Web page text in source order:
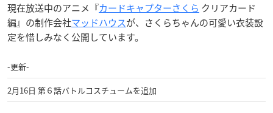
現在放送中のアニメ『カードキャプターさくら クリアカード
編』の制作会社マッドハウスが、さくらちゃんの可愛い衣装設
定を惜しみなく公開しています。
-更新-
2月16日 第６話バトルコスチュームを追加